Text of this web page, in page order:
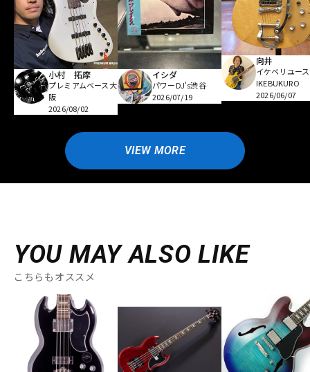
小村 拓摩
プレミアムベース大
阪
2026/08/02
イシダ
パワーDJ's渋谷
2026/07/19
向井
イケベリユース
IKEBUKURO
2026/06/07
VIEW MORE
YOU MAY ALSO LIKE
こちらもオススメ